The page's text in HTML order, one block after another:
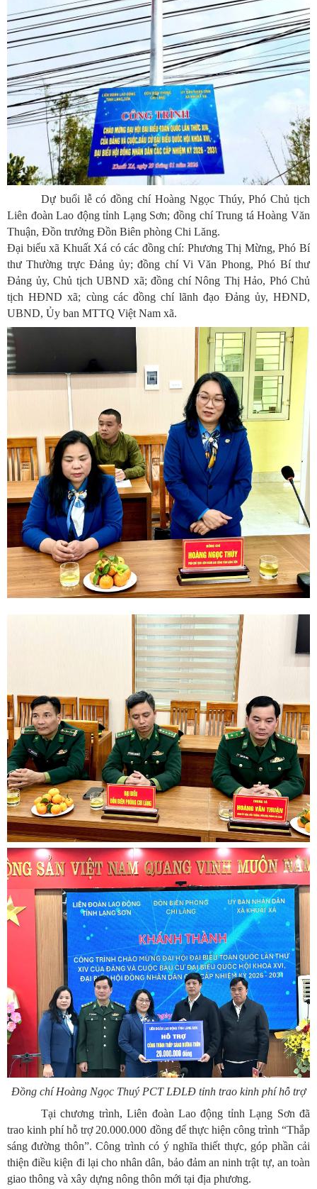
Dự buổi lễ có đồng chí Hoàng Ngọc Thúy, Phó Chủ tịch
Liên đoàn Lao động tỉnh Lạng Sơn; đồng chí Trung táHoàng Văn
Thuận, Đồn trưởng Đồn Biên phòng Chi Lăng.
Đại biểu xã Khuất Xá có các đồng chí: Phương Thị Mừng, Phó Bí
thư Thường trực Đảng ủy; đồng chí Vi Văn Phong, Phó Bí thư
Đảng ủy, Chủ tịch UBND xã; đồng chí Nông Thị Hảo, Phó Chủ
tịch HĐND xã; cùng các đồng chí lãnh đạo Đảng ủy, HĐND,
UBND, Ủy ban MTTQ Việt Nam xã.
Đồng chí Hoàng Ngọc Thuý PCT LĐLĐ tỉnh trao kinh phí hỗ trợ
Tại chương trình, Liên đoàn Lao động tỉnh Lạng Sơn đã
traokinh phí hỗ trợ 20.000.000 đồng để thực hiện công trình “Thắp
sáng đường thôn”. Công trình có ý nghĩa thiết thực, góp phần cải
thiện điều kiện đi lại cho nhân dân, bảo đảm an ninh trật tự, an toàn
giao thông và xây dựng nông thôn mới tại địa phương.